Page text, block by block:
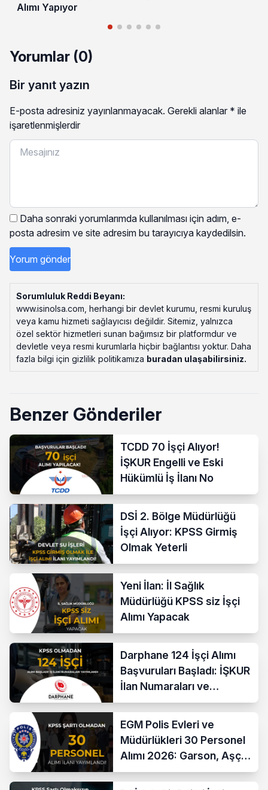
Alımı Yapıyor
Yorumlar (0)
Bir yanıt yazın
E-posta adresiniz yayınlanmayacak. Gerekli alanlar * ile
işaretlenmişlerdir
Daha sonraki yorumlarımda kullanılması için adım, e-
posta adresim ve site adresim bu tarayıcıya kaydedilsin.
Sorumluluk Reddi Beyanı:
www.isinolsa.com, herhangi bir devlet kurumu, resmi kuruluş
veya kamu hizmeti sağlayıcısı değildir. Sitemiz, yalnızca
özel sektör hizmetleri sunan bağımsız bir platformdur ve
devletle veya resmi kurumlarla hiçbir bağlantısı yoktur. Daha
fazla bilgi için gizlilik politikamıza buradan ulaşabilirsiniz.
Benzer Gönderiler
TCDD 70 İşçi Alıyor!
İŞKUR Engelli ve Eski
Hükümlü İş İlanı No
DSİ 2. Bölge Müdürlüğü
İşçi Alıyor: KPSS Girmiş
Olmak Yeterli
Yeni İlan: İl Sağlık
Müdürlüğü KPSS siz İşçi
Alımı Yapacak
Darphane 124 İşçi Alımı
Başvuruları Başladı: İŞKUR
İlan Numaraları ve
Başvuru Ekranı
EGM Polis Evleri ve
Müdürlükleri 30 Personel
Alımı 2026: Garson, Aşçı,
Temizlik ve Teknik
Kadrolar